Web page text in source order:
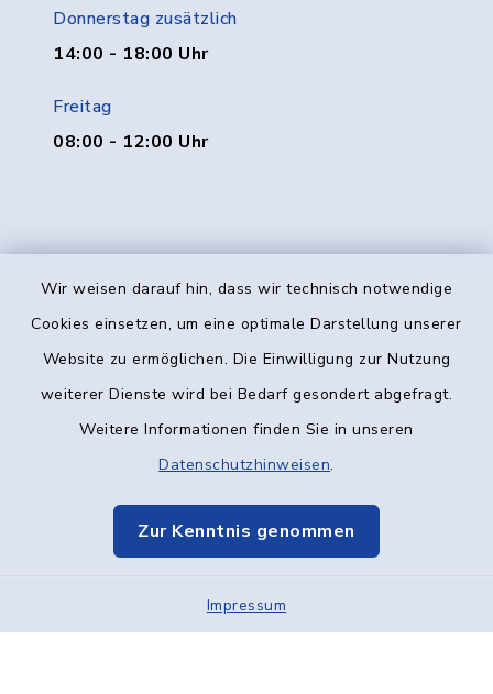
Wir weisen darauf hin, dass wir technisch notwendige
Cookies einsetzen, um eine optimale Darstellung unserer
Website zu ermöglichen. Die Einwilligung zur Nutzung
weiterer Dienste wird bei Bedarf gesondert abgefragt.
Weitere Informationen finden Sie in unseren
Datenschutzhinweisen.
Zur Kenntnis genommen
Impressum
Donnerstag zusätzlich
14:00 - 18:00 Uhr
Freitag
08:00 - 12:00 Uhr
Kontakt
Datenschutz
Elektronische Kommunikation
Sitemap